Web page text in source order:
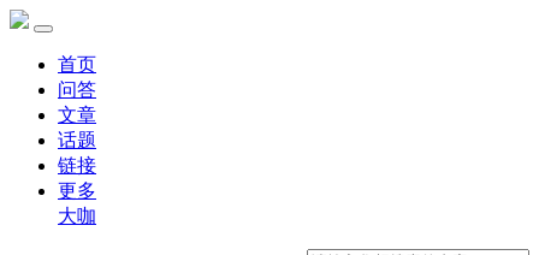
首页
问答
文章
话题
链接
更多
大咖